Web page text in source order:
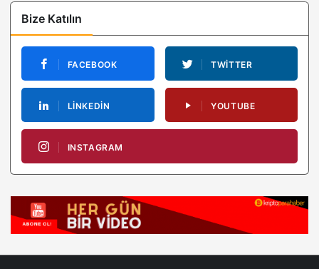
Bize Katılın
FACEBOOK TWITTER
LINKEDIN YOUTUBE
INSTAGRAM